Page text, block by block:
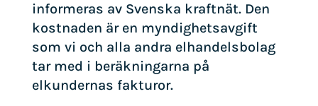
informeras av Svenska kraftnät. Den
kostnaden är en myndighetsavgift
som vi och alla andra elhandelsbolag
tar med i beräkningarna på
elkundernas fakturor.